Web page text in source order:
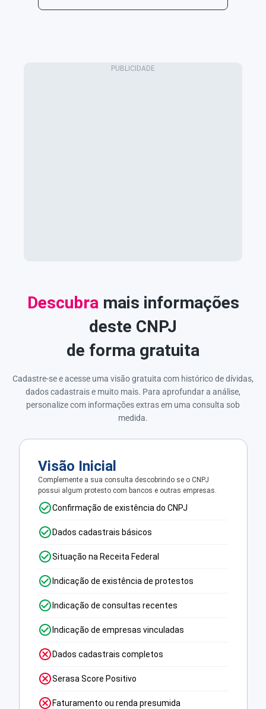
Descubra mais informações
deste CNPJ
de forma gratuita
Cadastre-se e acesse uma visão gratuita com histórico de dívidas,
dados cadastrais e muito mais. Para aprofundar a análise,
personalize com informações extras em uma consulta sob
medida.
Visão Inicial
Complemente a sua consulta descobrindo se o CNPJ
possui algum protesto com bancos e outras empresas.
Confirmação de existência do CNPJ
Dados cadastrais básicos
Situação na Receita Federal
Indicação de existência de protestos
Indicação de consultas recentes
Indicação de empresas vinculadas
Dados cadastrais completos
Serasa Score Positivo
Faturamento ou renda presumida